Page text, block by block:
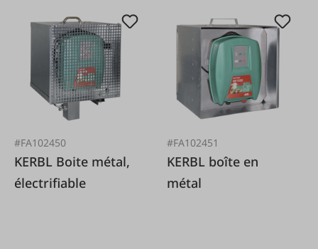
#FA102450
KERBL Boite métal,
électrifiable
#FA102451
KERBL boîte en
métal